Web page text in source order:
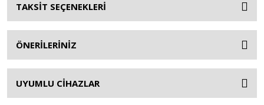
TAKSİT SEÇENEKLERİ
ÖNERİLERİNİZ
UYUMLU CİHAZLAR